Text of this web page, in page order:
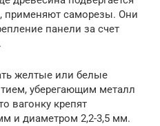
саморезы. Они
панели за счет
желтые или белые
уберегающим металл
вагонку крепят
и диаметром 2,2-3,5 мм.